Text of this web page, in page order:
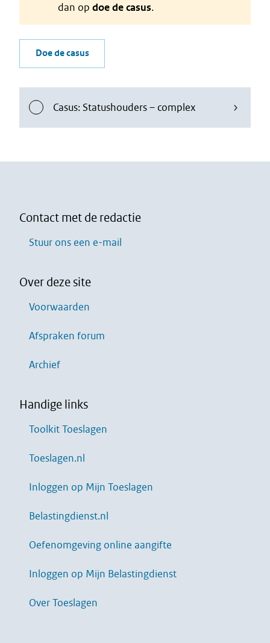
dan op doe de casus.
Doe de casus
Casus: Statushouders – complex
Contact met de redactie
Stuur ons een e-mail
Over deze site
Voorwaarden
Afspraken forum
Archief
Handige links
Toolkit Toeslagen
Toeslagen.nl
Inloggen op Mijn Toeslagen
Belastingdienst.nl
Oefenomgeving online aangifte
Inloggen op Mijn Belastingdienst
Over Toeslagen